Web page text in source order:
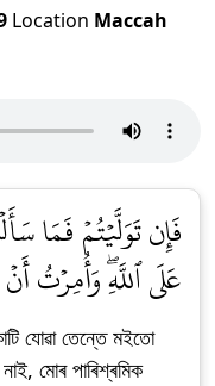
Location Maccah
فَإِن تَوَلَّيۡتُمۡ فَمَا
عَلَى ٱللَّهِۖ وَأُمِرۡتُ
যোৱা তেন্তে মইতো
মোৰ পাৰিশ্ৰমিক